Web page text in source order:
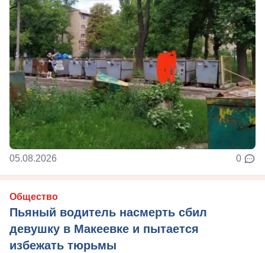
05.08.2026 0
Общество
Пьяный водитель насмерть сбил
девушку в Макеевке и пытается
избежать тюрьмы